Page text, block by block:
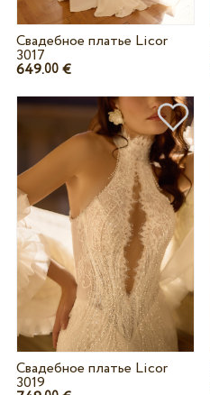
Свадебное платье Licor
3017
649.00€
Свадебное платье Licor
3019